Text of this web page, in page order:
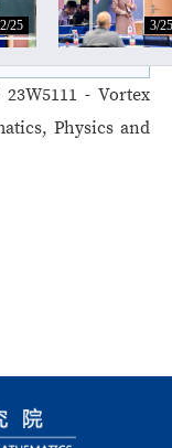
2/25 3/25
23W5111 - Vortex
Physics and